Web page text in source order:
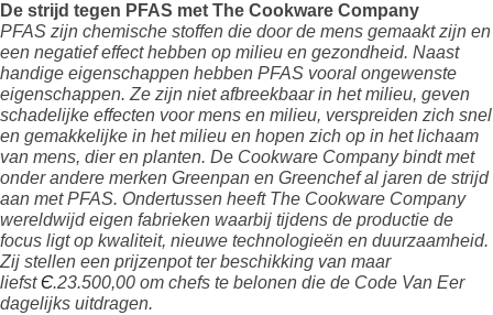
De strijd tegen PFAS met The Cookware Company
PFAS zijn chemische stoffen die door de mens gemaakt zijn en
een negatief effect hebben op milieu en gezondheid. Naast
handige eigenschappen hebben PFAS vooral ongewenste
eigenschappen. Ze zijn niet afbreekbaar in het milieu, geven
schadelijke effecten voor mens en milieu, verspreiden zich snel
en gemakkelijke in het milieu en hopen zich op in het lichaam
van mens, dier en planten. De Cookware Company bindt met
onder andere merken Greenpan en Greenchef al jaren de strijd
aan met PFAS. Ondertussen heeft The Cookware Company
wereldwijd eigen fabrieken waarbij tijdens de productie de
focus ligt op kwaliteit, nieuwe technologieën en duurzaamheid.
Zij stellen een prijzenpot ter beschikking van maar
liefst Є.23.500,00 om chefs te belonen die de Code Van Eer
dagelijks uitdragen.